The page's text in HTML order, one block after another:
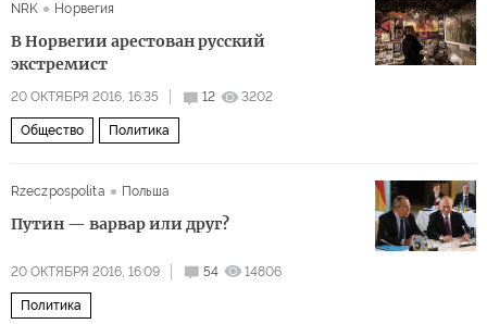
NRK Норвегия
В Норвегии арестован русский
экстремист
20 ОКТЯБРЯ 2016, 16:35 12 3202
Общество Политика
Rzeczpospolita Польша
Путин — варвар или друг?
20 ОКТЯБРЯ 2016, 16:09 54 14806
Политика